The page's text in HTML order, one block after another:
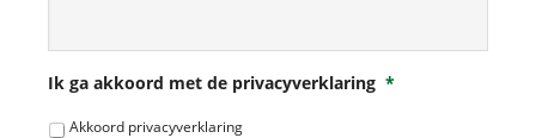
Ik ga akkoord met de privacyverklaring *
Akkoord privacyverklaring